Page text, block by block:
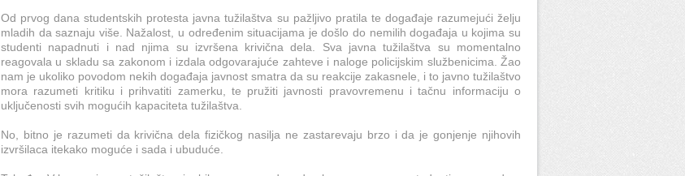
Od prvog dana studentskih protesta javna tužilaštva su pažljivo pratila te događaje razumejući želju
mladih da saznaju više. Nažalost, u određenim situacijama je došlo do nemilih događaja u kojima su
studenti napadnuti i nad njima su izvršena krivična dela. Sva javna tužilaštva su momentalno
reagovala u skladu sa zakonom i izdala odgovarajuće zahteve i naloge policijskim službenicima. Žao
nam je ukoliko povodom nekih događaja javnost smatra da su reakcije zakasnele, i to javno tužilaštvo
mora razumeti kritiku i prihvatiti zamerku, te pružiti javnosti pravovremenu i tačnu informaciju o
uključenosti svih mogućih kapaciteta tužilaštva.
No, bitno je razumeti da krivična dela fizičkog nasilja ne zastarevaju brzo i da je gonjenje njihovih
izvršilaca itekako moguće i sada i ubuduće.